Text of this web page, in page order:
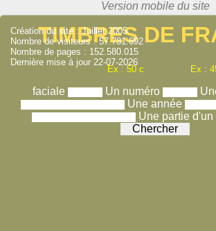
TIMBRES DE
Ex : 50 c Ex :
faciale Un numéro
Une année
Une partie d'un
Création du site : Juillet 2005
Nombre de visiteurs : 57.781.692
Nombre de pages : 152.580.015
Dernière mise à jour 22-07-2026